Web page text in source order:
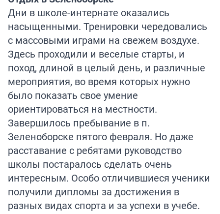
Дни в школе-интернате оказались
насыщенными. Тренировки чередовались
с массовыми играми на свежем воздухе.
Здесь проходили и веселые старты, и
поход, длиной в целый день, и различные
мероприятия, во время которых нужно
было показать свое умение
ориентироваться на местности.
Завершилось пребывание в п.
Зеленоборске пятого февраля. Но даже
расставание с ребятами руководство
школы постаралось сделать очень
интересным. Особо отличившиеся ученики
получили дипломы за достижения в
разных видах спорта и за успехи в учебе.